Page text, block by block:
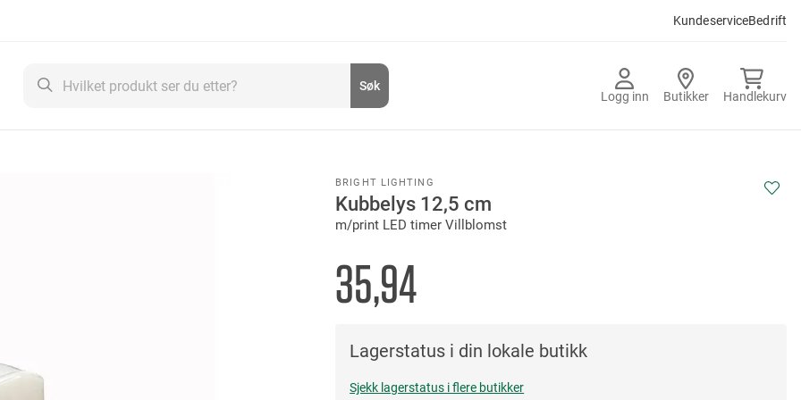
KundeserviceBedrift
Logg inn Butikker Handlekurv
Søk
BRIGHT LIGHTING
Kubbelys 12,5 cm
m/print LED timer Villblomst
35,94
Lagerstatus i din lokale butikk
Sjekk lagerstatus i flere butikker